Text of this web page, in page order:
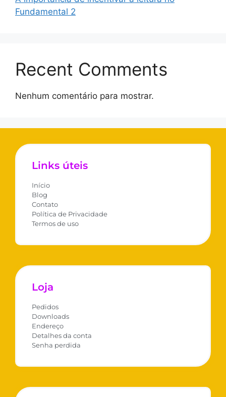
Fundamental 2
Recent Comments
Nenhum comentário para mostrar.
Links úteis
Início
Blog
Contato
Política de Privacidade
Termos de uso
Loja
Pedidos
Downloads
Endereço
Detalhes da conta
Senha perdida